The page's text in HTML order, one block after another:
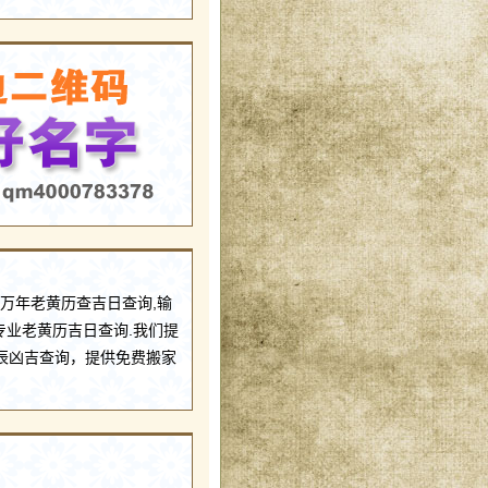
年老黄历查吉日查询,输
老黄历吉日查询.我们提
凶吉查询，提供免费搬家